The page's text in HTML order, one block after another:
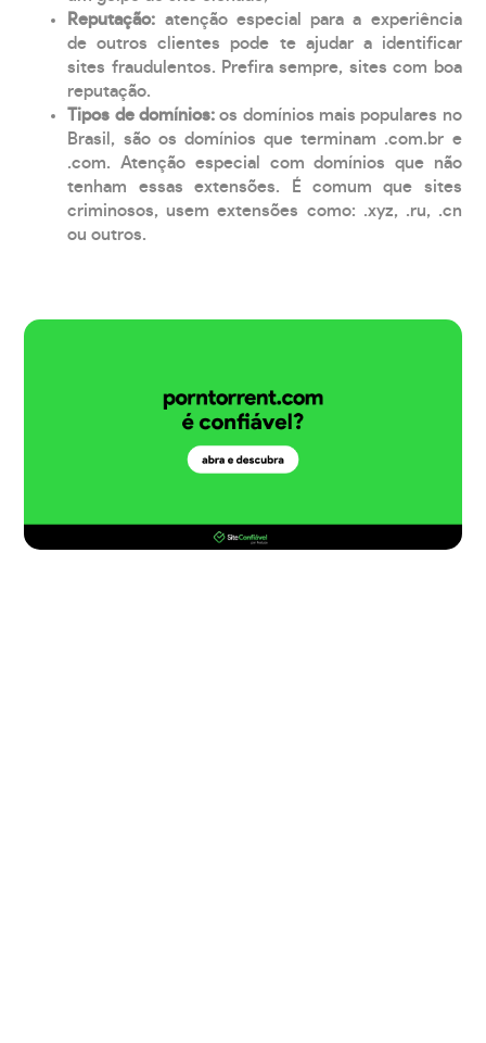
Reputação: atenção especial para a experiência
de outros clientes pode te ajudar a identificar
sites fraudulentos. Prefira sempre, sites com boa
reputação.
Tipos de domínios:os domínios mais populares no
Brasil, são os domínios que terminam .com.br e
.com. Atenção especial com domínios que não
tenham essas extensões. É comum que sites
criminosos, usem extensões como: .xyz, .ru, .cn
ou outros.